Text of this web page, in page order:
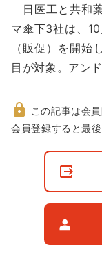
日医工と共和
マ傘下3社は、
（販促）を開
目が対象。アン
非
この記事は会員
会員登録すると最